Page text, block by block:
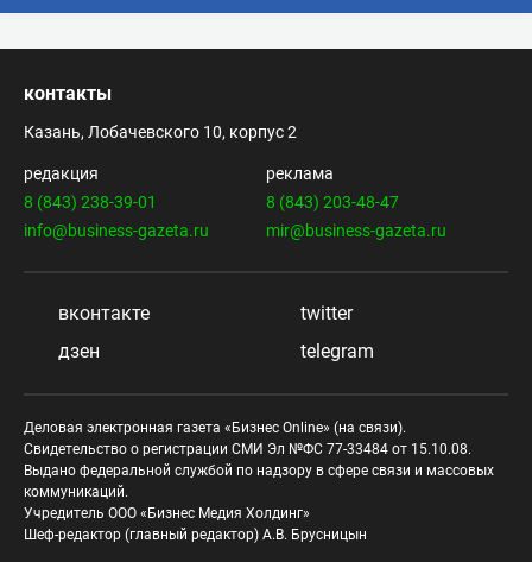
контакты
Казань, Лобачевского 10, корпус 2
редакция
8 (843) 238-39-01
info@business-gazeta.ru
реклама
8 (843) 203-48-47
mir@business-gazeta.ru
вконтакте
twitter
дзен
telegram
Деловая электронная газета «Бизнес Online» (на связи).
Свидетельство о регистрации СМИ Эл №ФС 77-33484 от 15.10.08.
Выдано федеральной службой по надзору в сфере связи и массовых
коммуникаций.
Учредитель ООО «Бизнес Медия Холдинг»
Шеф-редактор (главный редактор) А.В. Брусницын